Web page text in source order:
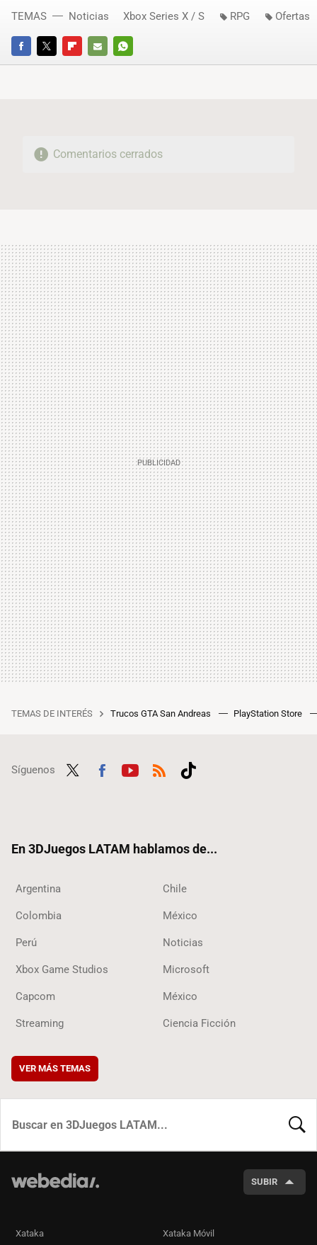
FACEBOOKTWITTERFLIPBOARD
E-
WHATSAPP
TEMAS Noticias Xbox Series X / S RPG Ofertas
Comentarios cerrados
TEMAS DE INTERÉS Trucos GTA San Andreas PlayStation Store
Síguenos
En 3DJuegos LATAM hablamos de...
Argentina Chile
Colombia México
Perú Noticias
Xbox Game Studios Microsoft
Capcom México
Streaming Ciencia Ficción
VER MÁS TEMAS
SUBIR
Xataka Xataka Móvil